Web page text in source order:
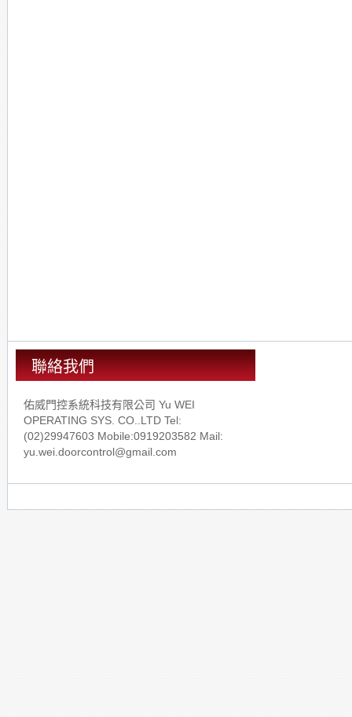
聯絡我們
佑威門控系統科技有限公司 Yu WEI
OPERATING SYS. CO..LTD Tel:
(02)29947603 Mobile:0919203582 Mail:
yu.wei.doorcontrol@gmail.com